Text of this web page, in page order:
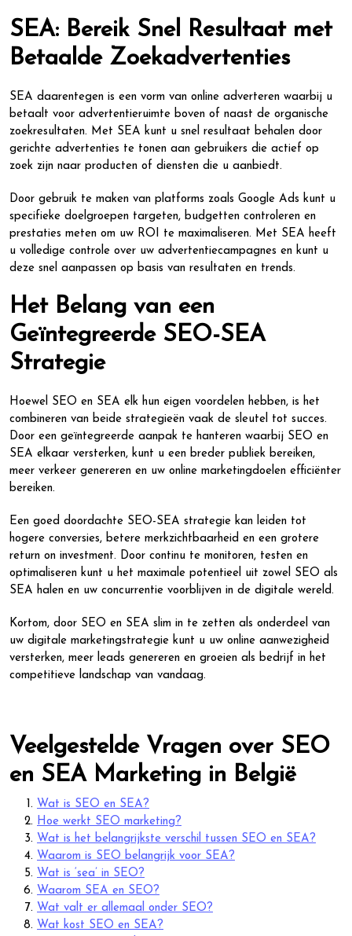
SEA: Bereik Snel Resultaat met
Betaalde Zoekadvertenties
SEA daarentegen is een vorm van online adverteren waarbij u
betaalt voor advertentieruimte boven of naast de organische
zoekresultaten. Met SEA kunt u snel resultaat behalen door
gerichte advertenties te tonen aan gebruikers die actief op
zoek zijn naar producten of diensten die u aanbiedt.
Door gebruik te maken van platforms zoals Google Ads kunt u
specifieke doelgroepen targeten, budgetten controleren en
prestaties meten om uw ROI te maximaliseren. Met SEA heeft
u volledige controle over uw advertentiecampagnes en kunt u
deze snel aanpassen op basis van resultaten en trends.
Het Belang van een
Geïntegreerde SEO-SEA
Strategie
Hoewel SEO en SEA elk hun eigen voordelen hebben, is het
combineren van beide strategieën vaak de sleutel tot succes.
Door een geïntegreerde aanpak te hanteren waarbij SEO en
SEA elkaar versterken, kunt u een breder publiek bereiken,
meer verkeer genereren en uw online marketingdoelen efficiënter
bereiken.
Een goed doordachte SEO-SEA strategie kan leiden tot
hogere conversies, betere merkzichtbaarheid en een grotere
return on investment. Door continu te monitoren, testen en
optimaliseren kunt u het maximale potentieel uit zowel SEO als
SEA halen en uw concurrentie voorblijven in de digitale wereld.
Kortom, door SEO en SEA slim in te zetten als onderdeel van
uw digitale marketingstrategie kunt u uw online aanwezigheid
versterken, meer leads genereren en groeien als bedrijf in het
competitieve landschap van vandaag.
Veelgestelde Vragen over SEO
en SEA Marketing in België
Wat is SEO en SEA?
Hoe werkt SEO marketing?
Wat is het belangrijkste verschil tussen SEO en SEA?
Waarom is SEO belangrijk voor SEA?
Wat is ‘sea’ in SEO?
Waarom SEA en SEO?
Wat valt er allemaal onder SEO?
Wat kost SEO en SEA?